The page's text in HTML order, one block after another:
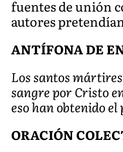
fuentes de unión
autores
ANTÍFONA DE
Los santos
sangre por Cristo
eso han obtenido
ORACIÓN